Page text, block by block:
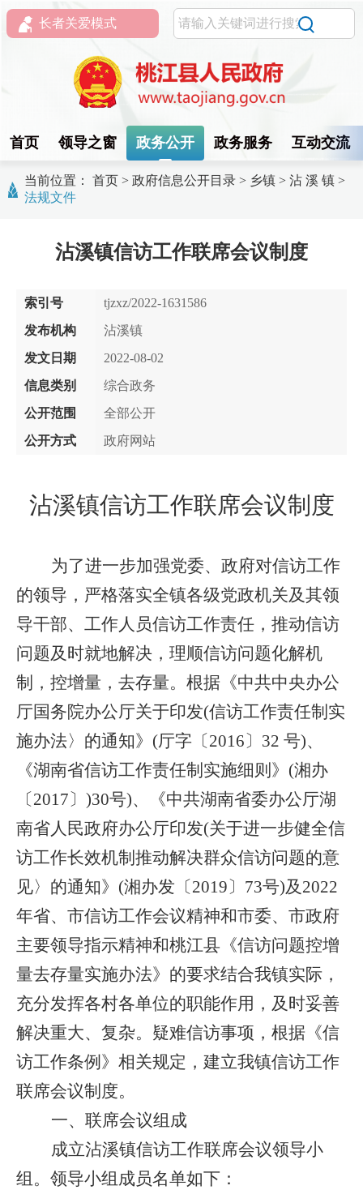
长者关爱模式
首页 领导之窗 政务公开 政务服务 互动交流
当前位置： 首页 > 政府信息公开目录 > 乡镇 > 沾 溪 镇 >
法规文件
沾溪镇信访工作联席会议制度
索引号
tjzxz/2022-1631586
发布机构
沾溪镇
发文日期
2022-08-02
信息类别
综合政务
公开范围
全部公开
公开方式
政府网站
沾溪镇信访工作联席会议制度
为了进一步加强党委、政府对信访工作
的领导，严格落实全镇各级党政机关及其领
导干部、工作人员信访工作责任，推动信访
问题及时就地解决，理顺信访问题化解机
制，控增量，去存量。根据《中共中央办公
厅国务院办公厅关于印发(信访工作责任制实
施办法〉的通知》(厅字〔2016〕 32 号)、
《湖南省信访工作责任制实施细则》(湘办
〔2017〕)30号)、《中共湖南省委办公厅湖
南省人民政府办公厅印发(关于进一步健全信
访工作长效机制推动解决群众信访问题的意
见〉的通知》(湘办发〔2019〕 73号)及2022
年省、市信访工作会议精神和市委、市政府
主要领导指示精神和桃江县《信访问题控增
量去存量实施办法》的要求结合我镇实际，
充分发挥各村各单位的职能作用，及时妥善
解决重大、复杂。疑难信访事项，根据《信
访工作条例》相关规定，建立我镇信访工作
联席会议制度。
一、联席会议组成
成立沾溪镇信访工作联席会议领导小
组。 领导小组成员名单如下：